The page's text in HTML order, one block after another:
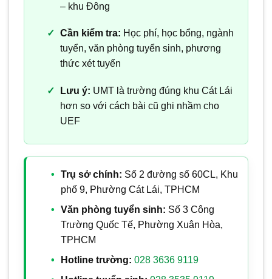
– khu Đông
Cần kiểm tra: Học phí, học bổng, ngành
tuyển, văn phòng tuyển sinh, phương
thức xét tuyển
Lưu ý: UMT là trường đúng khu Cát Lái
hơn so với cách bài cũ ghi nhầm cho
UEF
Trụ sở chính: Số 2 đường số 60CL, Khu
phố 9, Phường Cát Lái, TPHCM
Văn phòng tuyển sinh: Số 3 Công
Trường Quốc Tế, Phường Xuân Hòa,
TPHCM
Hotline trường: 028 3636 9119